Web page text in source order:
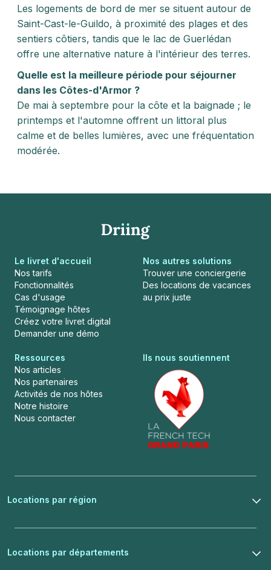
Les logements de bord de mer se situent autour de
Saint-Cast-le-Guildo, à proximité des plages et des
sentiers côtiers, tandis que le lac de Guerlédan
offre une alternative nature à l'intérieur des terres.
Quelle est la meilleure période pour séjourner
dans les Côtes-d'Armor ?
De mai à septembre pour la côte et la baignade ; le
printemps et l'automne offrent un littoral plus
calme et de belles lumières, avec une fréquentation
modérée.
Le livret d'accueil
Nos tarifs
Fonctionnalités
Cas d'usage
Témoignage hôtes
Créez votre livret digital
Demander une démo
Nos autres solutions
Trouver une conciergerie
Des locations de vacances
au prix juste
Ressources
Nos articles
Nos partenaires
Activités de nos hôtes
Notre histoire
Nous contacter
Ils nous soutiennent
Locations par région
Locations par départements